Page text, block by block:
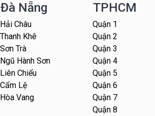
Đà Nẵng
Hải Châu
Thanh Khê
Sơn Trà
Ngũ Hành Sơn
Liên Chiểu
Cẩm Lệ
Hòa Vang
TPHCM
Quận 1
Quận 2
Quận 3
Quận 4
Quận 5
Quận 6
Quận 7
Quận 8